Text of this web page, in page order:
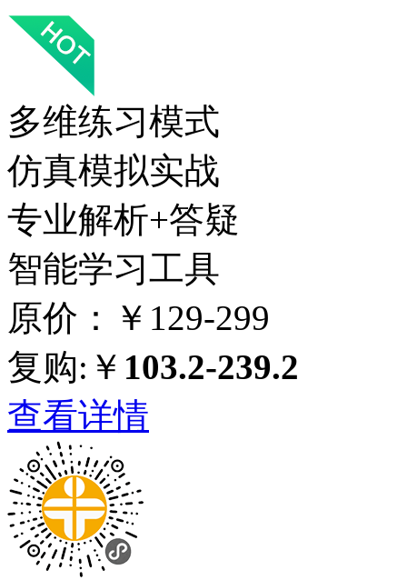
多维练习模式
仿真模拟实战
专业解析+答疑
智能学习工具
原价：￥129-299
复购:￥ 103.2-239.2
查看详情